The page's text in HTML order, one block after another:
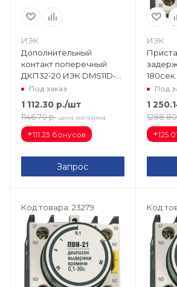
ИЭК
Дополнительный
контакт поперечный
ДКП32-20 ИЭК DMS11D-
AE20Под заказ
1 112.30 р./шт
1146.70 р. цена магазина
+111.23 бонусов
Запрос
ИЭК
180сек.
2 Под
1
1288.80
+
Код товара: 23279 Код